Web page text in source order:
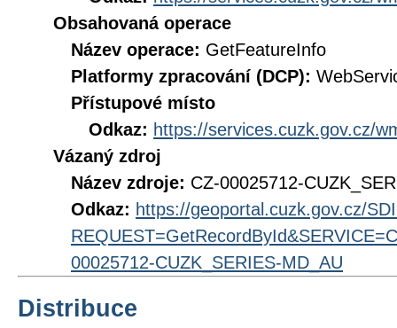
Obsahovaná operace
Název operace: GetFeatureInfo
Platformy zpracování (DCP):
Přístupové místo
Odkaz: https://services.cuzk.gov.cz/
Vázaný zdroj
Název zdroje: CZ-00025712-
Odkaz: https://geoportal.cuzk.gov.cz/
00025712-CUZK_SERIES-MD_AU
Distribuce